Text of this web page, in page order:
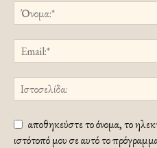
αποθηκεύστε το όνομα, το
ιστότοπό μου σε αυτό το